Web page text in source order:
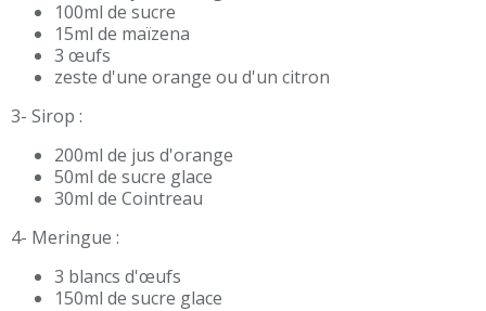
100ml de sucre
15ml de maïzena
3 œufs
zeste d'une orange ou d'un citron
3- Sirop :
200ml de jus d'orange
50ml de sucre glace
30ml de Cointreau
4- Meringue :
3 blancs d'œufs
150ml de sucre glace